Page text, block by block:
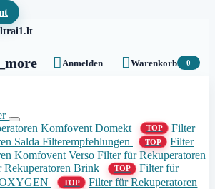
 Anmelden Warenkorb 0
Komfovent Domekt
TOP
Filter
Salda Filterempfehlungen TOP
Filter
Komfovent Verso Filter für Rekuperatoren
Rekuperatoren Brink TOP
Filter für
TOP
Filter für Rekuperatoren